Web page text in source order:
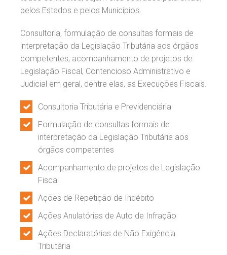
pelos Estados e pelos Municípios.
Consultoria, formulação de consultas formais de
interpretação da Legislação Tributária aos órgãos
competentes, acompanhamento de projetos de
Legislação Fiscal, Contencioso Administrativo e
Judicial em geral, dentre elas, as Execuções Fiscais.
Consultoria Tributária e Previdenciária
Formulação de consultas formais de
interpretação da Legislação Tributária aos
órgãos competentes
Acompanhamento de projetos de Legislação
Fiscal
Ações de Repetição de Indébito
Ações Anulatórias de Auto de Infração
Ações Declaratórias de Não Exigência
Tributária